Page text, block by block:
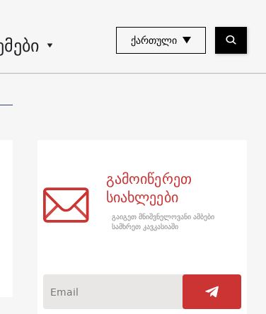
ᲥᲐᲠᲗᲣᲚᲘ
გამოიწერეთ
სიახლეები
გაიგეთ მნიშვნელოვანი ამბები
სამხრეთ კავკასიაში